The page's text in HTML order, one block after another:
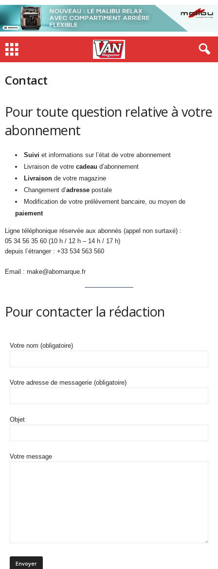
Contact
Pour toute question relative à votre
abonnement
Suivi et informations sur l’état de votre abonnement
Livraison de votre cadeau d’abonnement
Livraison de votre magazine
Changement d’adresse postale
Modification de votre prélèvement bancaire, ou moyen de
paiement
Ligne téléphonique réservée aux abonnés (appel non surtaxé) :
05 34 56 35 60 (10 h / 12 h – 14 h / 17 h)
depuis l’étranger : +33 534 563 560
Email : make@abomarque.fr
Pour contacter la rédaction
Votre nom (obligatoire)
Votre adresse de messagerie (obligatoire)
Objet
Votre message